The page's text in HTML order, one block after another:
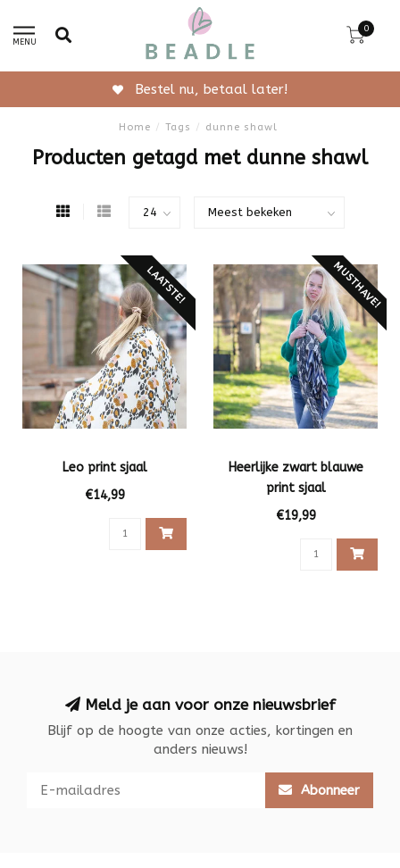
MENU
0
Bestel nu, betaal later!
Home / Tags / dunne shawl
Producten getagd met dunne shawl
LAATSTE!
Leo print sjaal
€14,99
MUSTHAVE!
Heerlijke zwart blauwe
print sjaal
€19,99
Meld je aan voor onze nieuwsbrief
Blijf op de hoogte van onze acties, kortingen en
anders nieuws!
Abonneer